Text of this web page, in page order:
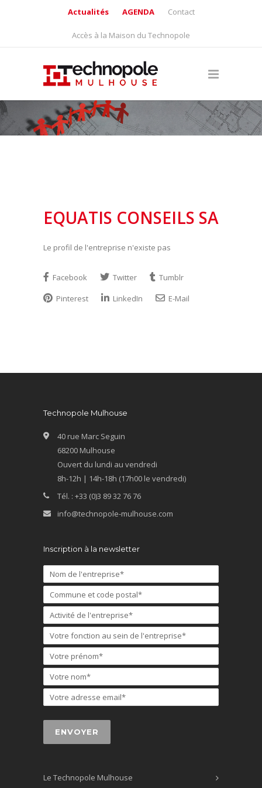
Actualités AGENDA Contact
Accès à la Maison du Technopole
EQUATIS CONSEILS SA
Le profil de l'entreprise n'existe pas
Facebook Twitter
Tumblr
Pinterest
LinkedIn E-Mail
Technopole Mulhouse
40 rue Marc Seguin
68200 Mulhouse
Ouvert du lundi au vendredi
8h-12h | 14h-18h (17h00 le vendredi)
Tél. : +33 (0)3 89 32 76 76
info@technopole-mulhouse.com
Inscription à la newsletter
Le Technopole Mulhouse